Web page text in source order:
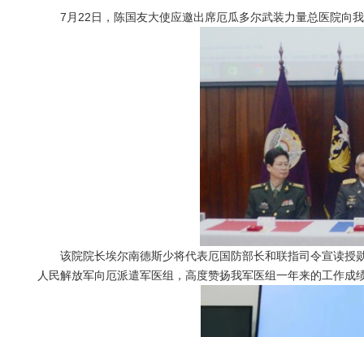
7月22日，陈国友大使应邀出席厄瓜多尔武装力量总医院向
该院院长埃尔南德斯少将代表厄国防部长和联指司令宣读授
人民解放军向厄派遣军医组，高度赞扬我军医组一年来的工作